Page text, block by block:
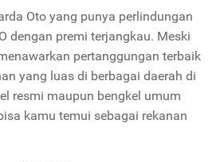
Oto yang punya perlindungan
dengan premi terjangkau. Meski
pertanggungan terbaik
yang luas di berbagai daerah di
resmi maupun bengkel umum
kamu temui sebagai rekanan